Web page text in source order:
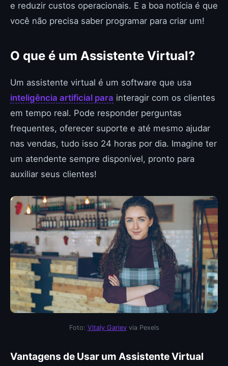
e reduzir custos operacionais. E a boa notícia é que
você não precisa saber programar para criar um!
O que é um Assistente Virtual?
Um assistente virtual é um software que usa
inteligência artificial para interagir com os clientes
em tempo real. Pode responder perguntas
frequentes, oferecer suporte e até mesmo ajudar
nas vendas, tudo isso 24 horas por dia. Imagine ter
um atendente sempre disponível, pronto para
auxiliar seus clientes!
Foto: Vitaly Garievvia Pexels
Vantagens de Usar um Assistente Virtual